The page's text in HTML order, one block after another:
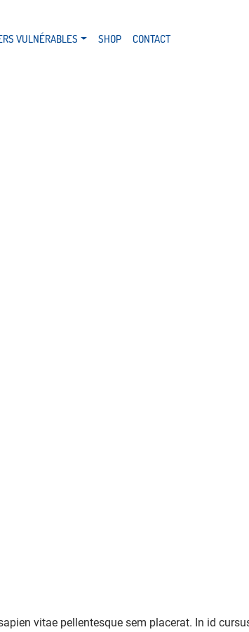
VULNÉRABLES SHOP CONTACT
vitae pellentesque sem placerat. In id